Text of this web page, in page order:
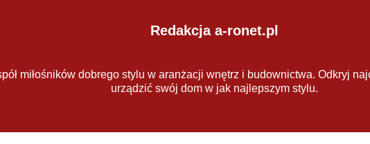
Redakcja a-ronet.pl
miłośników dobrego stylu w aranżacji wnętrz i budownictwa. Odkryj
urządzić swój dom w jak najlepszym stylu.